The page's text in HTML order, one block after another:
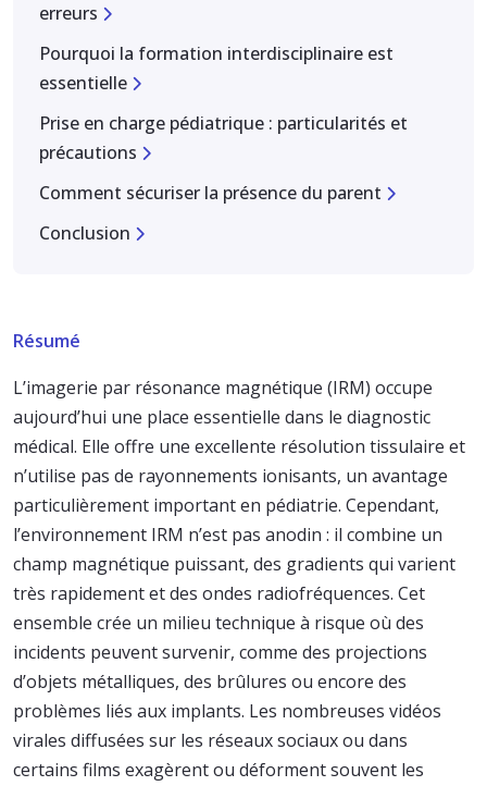
Résumé
L’imagerie par résonance magnétique (IRM) occupe
aujourd’hui une place essentielle dans le diagnostic
médical. Elle offre une excellente résolution tissulaire et
n’utilise pas de rayonnements ionisants, un avantage
particulièrement important en pédiatrie. Cependant,
l’environnement IRM n’est pas anodin : il combine un
champ magnétique puissant, des gradients qui varient
très rapidement et des ondes radiofréquences. Cet
ensemble crée un milieu technique à risque où des
incidents peuvent survenir, comme des projections
d’objets métalliques, des brûlures ou encore des
problèmes liés aux implants. Les nombreuses vidéos
virales diffusées sur les réseaux sociaux ou dans
certains films exagèrent ou déforment souvent les
erreurs
Pourquoi la formation interdisciplinaire est
essentielle
Prise en charge pédiatrique : particularités et
précautions
Comment sécuriser la présence du parent
Conclusion